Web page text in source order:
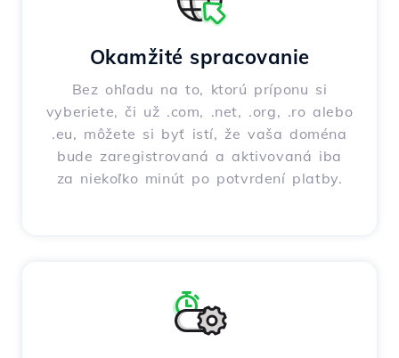
Okamžité spracovanie
Bez ohľadu na to, ktorú príponu si
vyberiete, či už .com, .net, .org, .ro alebo
.eu, môžete si byť istí, že vaša doména
bude zaregistrovaná a aktivovaná iba
za niekoľko minút po potvrdení platby.